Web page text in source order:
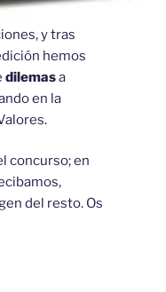
y tras
hemos
dilemasa
en la
concurso; en
del resto. Os